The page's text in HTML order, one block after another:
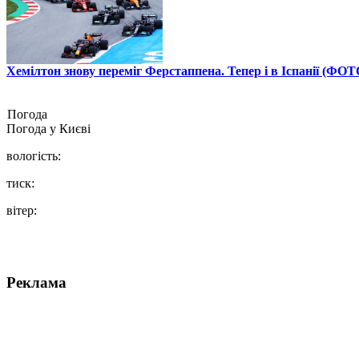
Хемілтон знову переміг Ферстаппена. Тепер і в Іспанії
Погода
Погода у Києві
вологість:
тиск:
вітер:
Реклама